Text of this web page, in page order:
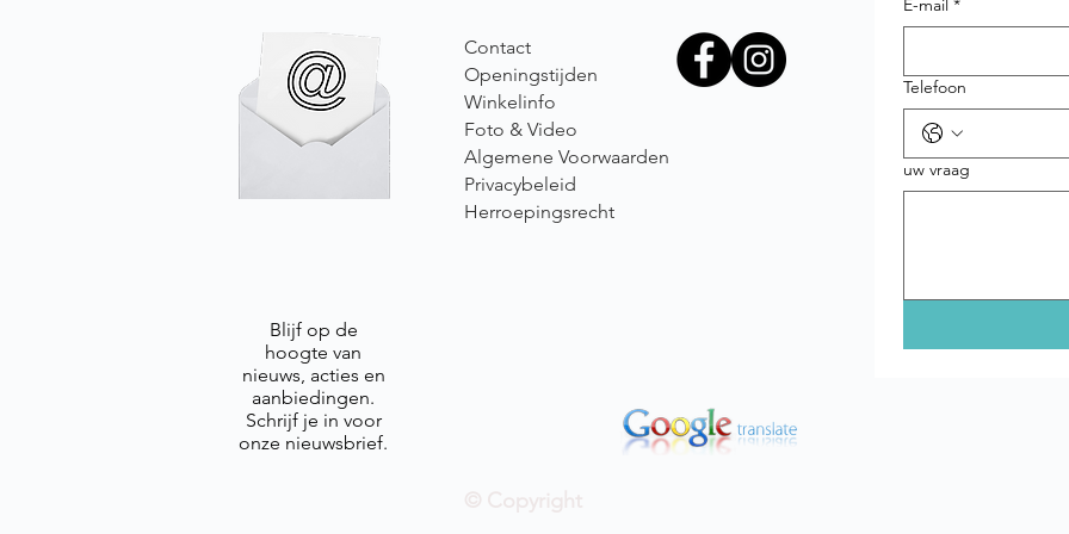
Blijf op de
hoogte van
nieuws, acties en
aanbiedingen.
Schrijf je in voor
onze nieuwsbrief.
Contact
Openingstijden
Winkelinfo
Foto & Video
Algemene Voorwaarden
Privacybeleid
Herroepingsrecht
E-mail *
Telefoon
uw vraag